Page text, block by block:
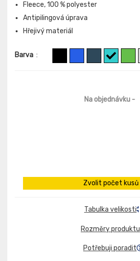
Fleece, 100 % polyester
Antipilingová úprava
Hřejivý materiál
Barva :
Na objednávku -
Zvolit počet kusů
Tabulka velikosti
Rozměry produktu
Potřebuji poradit